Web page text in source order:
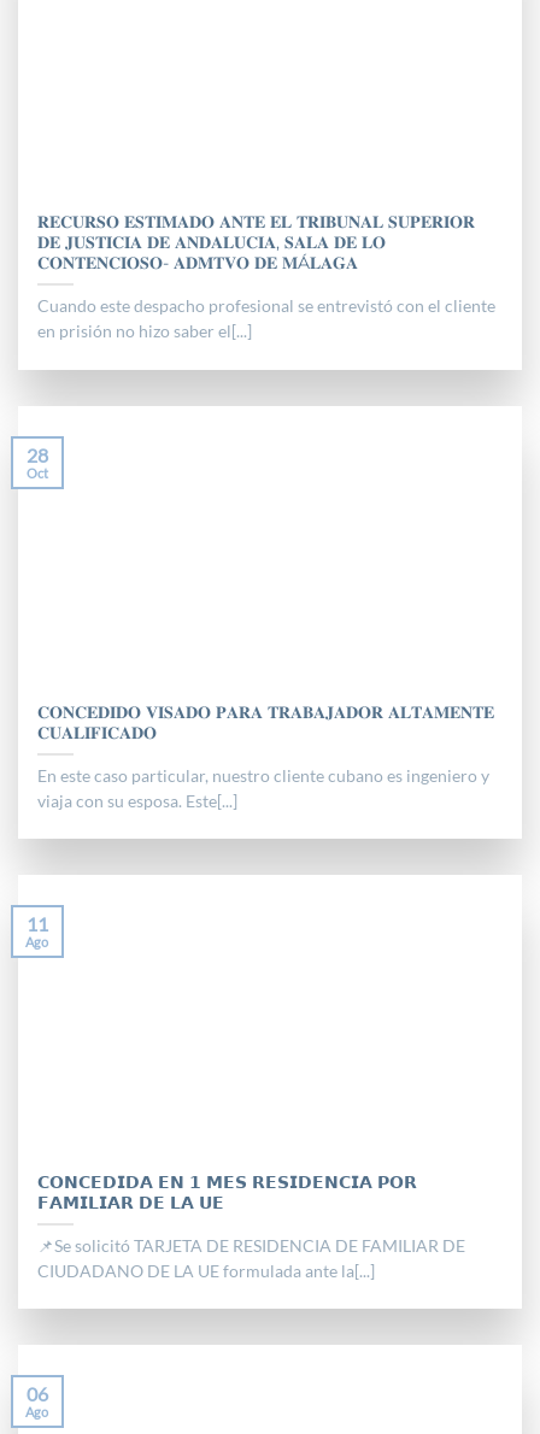
𝐑𝐄𝐂𝐔𝐑𝐒𝐎 𝐄𝐒𝐓𝐈𝐌𝐀𝐃𝐎 𝐀𝐍𝐓𝐄 𝐄𝐋 𝐓𝐑𝐈𝐁𝐔𝐍𝐀𝐋 𝐒𝐔𝐏𝐄𝐑𝐈𝐎𝐑
𝐃𝐄 𝐉𝐔𝐒𝐓𝐈𝐂𝐈𝐀 𝐃𝐄 𝐀𝐍𝐃𝐀𝐋𝐔𝐂𝐈𝐀, 𝐒𝐀𝐋𝐀 𝐃𝐄 𝐋𝐎
𝐂𝐎𝐍𝐓𝐄𝐍𝐂𝐈𝐎𝐒𝐎- 𝐀𝐃𝐌𝐓𝐕𝐎 𝐃𝐄 𝐌Á𝐋𝐀𝐆𝐀
Cuando este despacho profesional se entrevistó con el cliente
en prisión no hizo saber el[...]
𝐂𝐎𝐍𝐂𝐄𝐃𝐈𝐃𝐎 𝐕𝐈𝐒𝐀𝐃𝐎 𝐏𝐀𝐑𝐀 𝐓𝐑𝐀𝐁𝐀𝐉𝐀𝐃𝐎𝐑 𝐀𝐋𝐓𝐀𝐌𝐄𝐍𝐓𝐄
𝐂𝐔𝐀𝐋𝐈𝐅𝐈𝐂𝐀𝐃𝐎
En este caso particular, nuestro cliente cubano es ingeniero y
viaja con su esposa. Este[...]
28
Oct
𝗖𝗢𝗡𝗖𝗘𝗗𝗜𝗗𝗔 𝗘𝗡 𝟭 𝗠𝗘𝗦 𝗥𝗘𝗦𝗜𝗗𝗘𝗡𝗖𝗜𝗔 𝗣𝗢𝗥
𝗙𝗔𝗠𝗜𝗟𝗜𝗔𝗥 𝗗𝗘 𝗟𝗔 𝗨𝗘
📌Se solicitó TARJETA DE RESIDENCIA DE FAMILIAR DE
CIUDADANO DE LA UE formulada ante la[...]
11
Ago
06
Ago